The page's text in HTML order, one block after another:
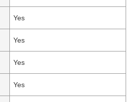
Yes
Yes
Yes
Yes